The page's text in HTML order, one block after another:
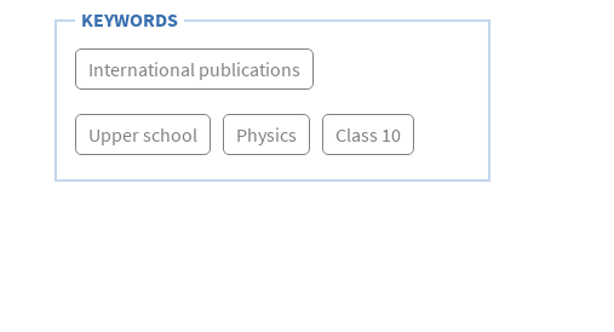
KEYWORDS
International publications
Upper school Physics Class 10